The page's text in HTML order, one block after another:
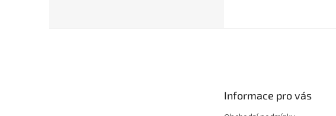
Informace pro vás